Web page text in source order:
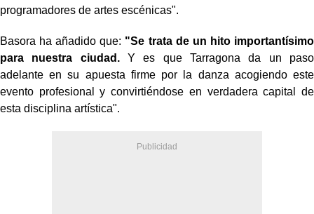
programadores de artes escénicas".
Basora ha añadido que: "Se trata de un hito importantísimo
para nuestra ciudad.Y es que Tarragona da un paso
adelante en su apuesta firme por la danza acogiendo este
evento profesional y convirtiéndose en verdadera capital de
esta disciplina artística".